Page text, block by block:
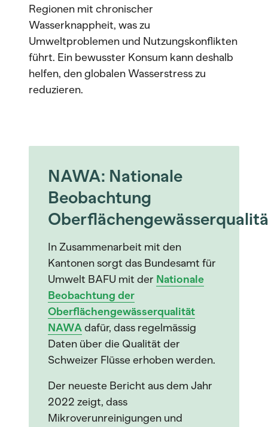
Regionen mit chronischer
Wasserknappheit, was zu
Umweltproblemen und Nutzungskonflikten
führt. Ein bewusster Konsum kann deshalb
helfen, den globalen Wasserstress zu
reduzieren.
NAWA: Nationale
Beobachtung
In Zusammenarbeit mit den
Kantonen sorgt das Bundesamt für
Umwelt BAFU mit der Nationale
Beobachtung der
Oberflächengewässerqualität
NAWAdafür, dass regelmässig
Daten über die Qualität der
Schweizer Flüsse erhoben werden.
Der neueste Bericht aus dem Jahr
2022 zeigt, dass
Mikroverunreinigungen und